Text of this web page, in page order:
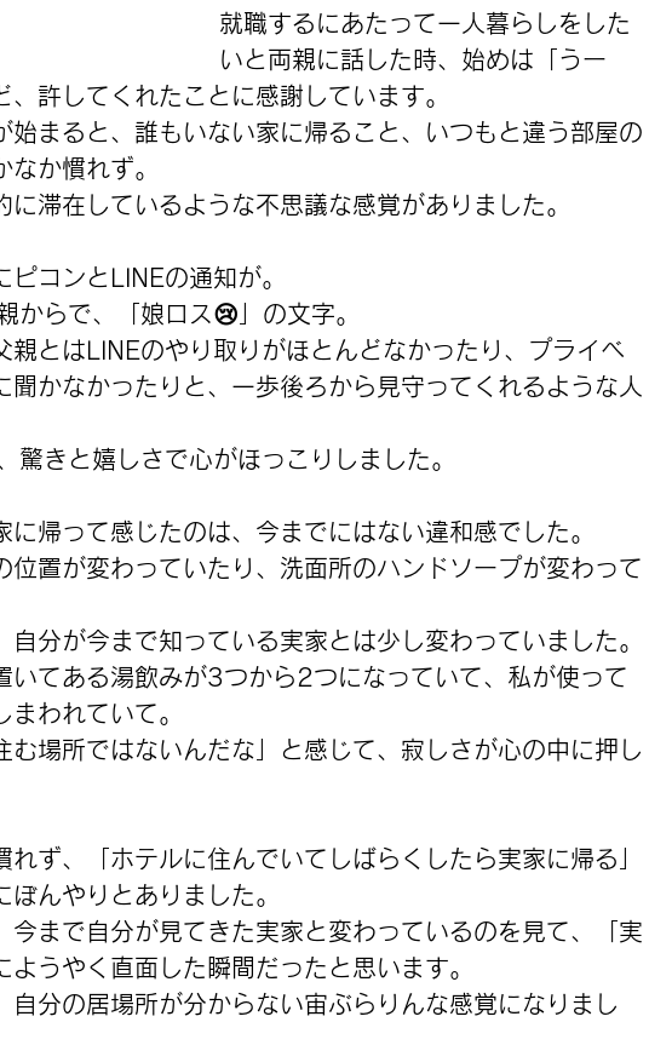
就職するにあたって一人暮らしをした
いと両親に話した時、始めは「うー
、許してくれたことに感謝しています。
始まると、誰もいない家に帰ること、いつもと違う部屋の
か慣れず。
に滞在しているような不思議な感覚がありました。
コンとLINEの通知が。
からで、「娘ロス😢」の文字。
親とはLINEのやり取りがほとんどなかったり、プライベ
聞かなかったりと、一歩後ろから見守ってくれるような人
驚きと嬉しさで心がほっこりしました。
に帰って感じたのは、今までにはない違和感でした。
位置が変わっていたり、洗面所のハンドソープが変わって
自分が今まで知っている実家とは少し変わっていました。
いてある湯飲みが3つから2つになっていて、私が使って
われていて。
む場所ではないんだな」と感じて、寂しさが心の中に押し
れず、「ホテルに住んでいてしばらくしたら実家に帰る」
んやりとありました。
今まで自分が見てきた実家と変わっているのを見て、「実
うやく直面した瞬間だったと思います。
自分の居場所が分からない宙ぶらりんな感覚になりまし